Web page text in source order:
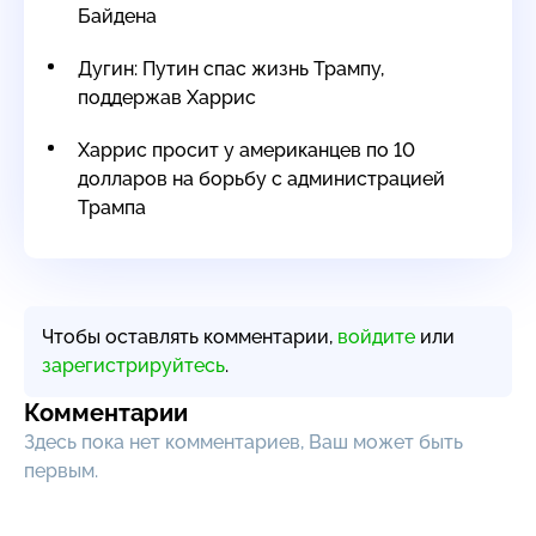
Байдена
Дугин: Путин спас жизнь Трампу,
поддержав Харрис
Харрис просит у американцев по 10
долларов на борьбу с администрацией
Трампа
Чтобы оставлять комментарии, войдите или
зарегистрируйтесь.
Комментарии
Здесь пока нет комментариев, Ваш может быть
первым.